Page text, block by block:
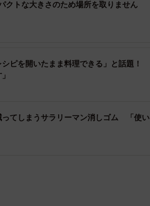
持ちを高めてご飯に望めそうですね。」
う！自分は上手く割れない派なので、使
しい食事に水を差す感じだから助かるか
書いてたw」
クトな大きさのため場所を取りません
ピを開いたまま料理できる」と話題！
てしまうサラリーマン消しゴム 「使い